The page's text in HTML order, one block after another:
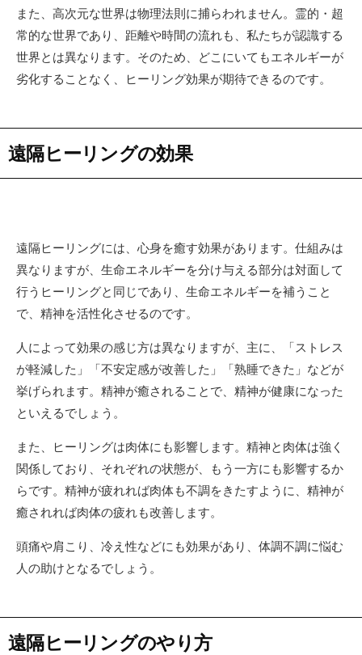
また、高次元な世界は物理法則に捕らわれません。霊的・超
常的な世界であり、距離や時間の流れも、私たちが認識する
世界とは異なります。そのため、どこにいてもエネルギーが
劣化することなく、ヒーリング効果が期待できるのです。
遠隔ヒーリングの効果
遠隔ヒーリングには、心身を癒す効果があります。仕組みは
異なりますが、生命エネルギーを分け与える部分は対面して
行うヒーリングと同じであり、生命エネルギーを補うこと
で、精神を活性化させるのです。
人によって効果の感じ方は異なりますが、主に、「ストレス
が軽減した」「不安定感が改善した」「熟睡できた」などが
挙げられます。精神が癒されることで、精神が健康になった
といえるでしょう。
また、ヒーリングは肉体にも影響します。精神と肉体は強く
関係しており、それぞれの状態が、もう一方にも影響するか
らです。精神が疲れれば肉体も不調をきたすように、精神が
癒されれば肉体の疲れも改善します。
頭痛や肩こり、冷え性などにも効果があり、体調不調に悩む
人の助けとなるでしょう。
遠隔ヒーリングのやり方